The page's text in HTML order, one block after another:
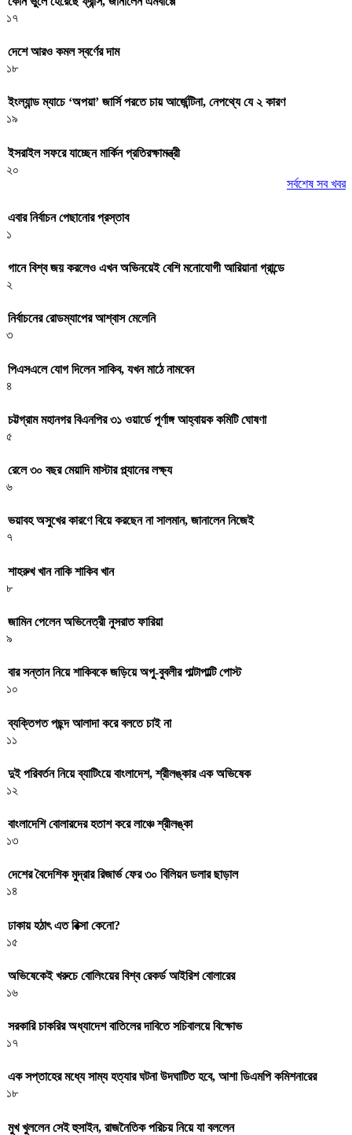
১৭
দেশে আরও কমল স্বর্ণের দাম
১৮
ইংল্যান্ড ম্যাচে ‘অপয়া’ জার্সি পরতে চায় আর্জেন্টিনা, নেপথ্যে যে ২ কারণ
১৯
ইসরাইল সফরে যাচ্ছেন মার্কিন প্রতিরক্ষামন্ত্রী
২০
সর্বশেষ সব খবর
এবার নির্বাচন পেছানোর প্রস্তাব
১
গানে বিশ্ব জয় করলেও এখন অভিনয়েই বেশি মনোযোগী আরিয়ানা গ্রান্ডে
২
নির্বাচনের রোডম্যাপের আশ্বাস মেলেনি
৩
পিএসএলে যোগ দিলেন সাকিব, যখন মাঠে নামবেন
৪
চট্টগ্রাম মহানগর বিএনপির ৩১ ওয়ার্ডে পূর্ণাঙ্গ আহ্বায়ক কমিটি ঘোষণা
৫
রেলে ৩০ বছর মেয়াদি মাস্টার প্ল্যানের লক্ষ্য
৬
ভয়াবহ অসুখের কারণে বিয়ে করছেন না সালমান, জানালেন নিজেই
৭
শাহরুখ খান নাকি শাকিব খান
৮
জামিন পেলেন অভিনেত্রী নুসরাত ফারিয়া
৯
বার সন্তান নিয়ে শাকিবকে জড়িয়ে অপু-বুবলীর পাল্টাপাল্টি পোস্ট
১০
ব্যক্তিগত পছন্দ আলাদা করে বলতে চাই না
১১
দুই পরিবর্তন নিয়ে ব্যাটিংয়ে বাংলাদেশ, শ্রীলঙ্কার এক অভিষেক
১২
বাংলাদেশি বোলারদের হতাশ করে লাঞ্চে শ্রীলঙ্কা
১৩
দেশের বৈদেশিক মুদ্রার রিজার্ভ ফের ৩০ বিলিয়ন ডলার ছাড়াল
১৪
ঢাকায় হঠাৎ এত রিক্সা কেনো?
১৫
অভিষেকেই খরুচে বোলিংয়ের বিশ্ব রেকর্ড আইরিশ বোলারের
১৬
সরকারি চাকরির অধ্যাদেশ বাতিলের দাবিতে সচিবালয়ে বিক্ষোভ
১৭
এক সপ্তাহের মধ্যে সাম্য হত্যার ঘটনা উদঘাটিত হবে, আশা ডিএমপি কমিশনারের
১৮
মুখ খুললেন সেই হুসাইন, রাজনৈতিক পরিচয় নিয়ে যা বললেন